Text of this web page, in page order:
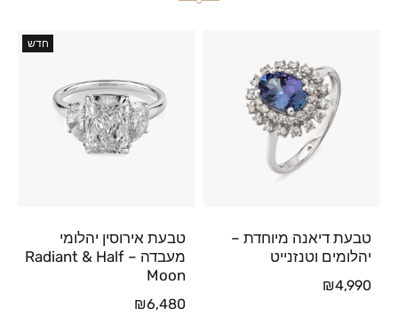
טבעת דיאנה מיוחדת –
יהלומים וטנזנייט
₪4,990
חדש
טבעת אירוסין יהלומי
מעבדה – Radiant & Half
Moon
₪6,480